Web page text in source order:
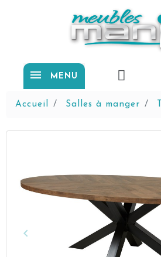
MENU
Accueil Salles à manger
Précédent
keyboard_arrow_left